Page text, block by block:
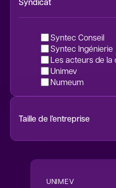
Syntec Conseil
Syntec Ingénierie
Les acteurs de
unimev
Numeum
Taille de l’entreprise
UNIMEV